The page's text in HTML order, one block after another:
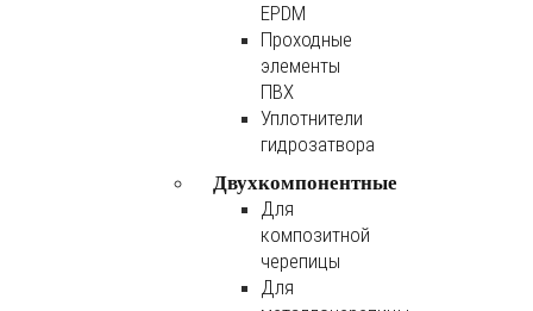
EPDM
Проходные
элементы
ПВХ
Уплотнители
гидрозатвора
Двухкомпонентные
Для
композитной
черепицы
Для